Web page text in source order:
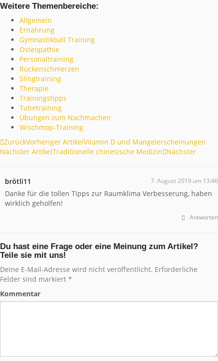
Weitere Themenbereiche:
Allgemein
Ernährung
Gymnastikball Training
Osteopathie
Personaltraining
Rückenschmerzen
Slingtraining
Therapie
Trainingstipps
Tubetraining
Übungen zum Nachmachen
Wischmop-Training
ZurückVorheriger ArtikelVitamin D und Mangelerscheinungen
Nächster ArtikelTraditionelle chinesische Medizin Nächster
brötli11 7. August 2019 um 13:46
Danke für die tollen Tipps zur Raumklima Verbesserung, haben
wirklich geholfen!
Antworten
Du hast eine Frage oder eine Meinung zum Artikel?
Teile sie mit uns!
Deine E-Mail-Adresse wird nicht veröffentlicht. Erforderliche
Felder sind markiert *
Kommentar